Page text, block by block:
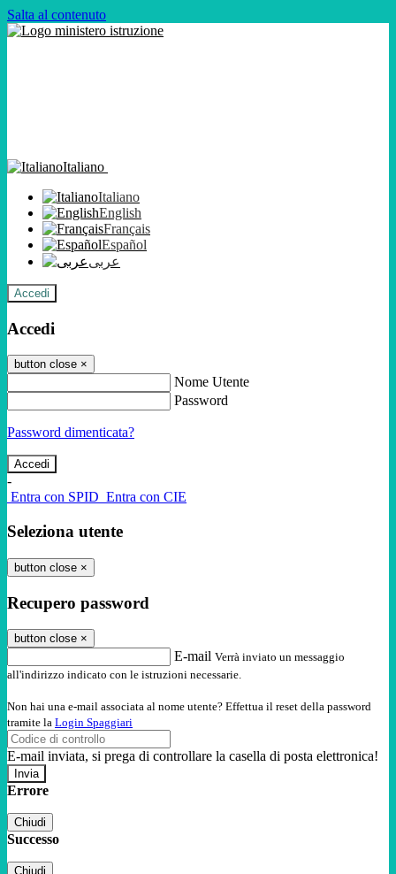
Salta al contenuto
Italiano
Italiano
English
Français
Español
عربى
Accedi
Accedi
button close ×
Nome Utente
Password
Password dimenticata?
-
Entra con SPID Entra con CIE
Seleziona utente
button close ×
Recupero password
button close ×
E-mail Verrà inviato un messaggio
all'indirizzo indicato con le istruzioni necessarie.
Non hai una e-mail associata al nome utente? Effettua il reset della password
tramite la Login Spaggiari
E-mail inviata, si prega di controllare la casella di posta elettronica!
Errore
Chiudi
Successo
Chiudi